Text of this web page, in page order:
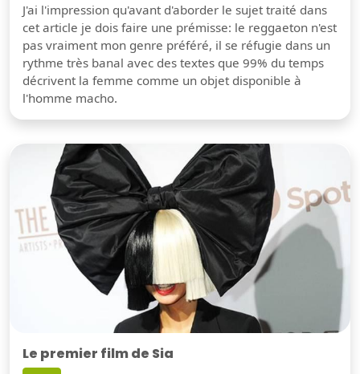
J'ai l'impression qu'avant d'aborder le sujet traité dans
cet article je dois faire une prémisse: le reggaeton n'est
pas vraiment mon genre préféré, il se réfugie dans un
rythme très banal avec des textes que 99% du temps
décrivent la femme comme un objet disponible à
l'homme macho.
Le premier film de Sia